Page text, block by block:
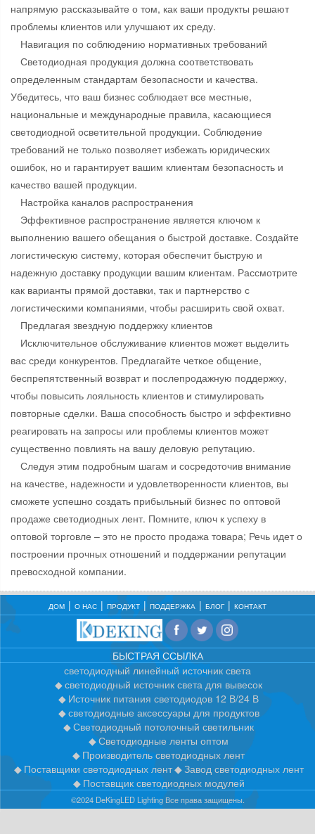
напрямую рассказывайте о том, как ваши продукты решают
проблемы клиентов или улучшают их среду.
Навигация по соблюдению нормативных требований
Светодиодная продукция должна соответствовать
определенным стандартам безопасности и качества.
Убедитесь, что ваш бизнес соблюдает все местные,
национальные и международные правила, касающиеся
светодиодной осветительной продукции. Соблюдение
требований не только позволяет избежать юридических
ошибок, но и гарантирует вашим клиентам безопасность и
качество вашей продукции.
Настройка каналов распространения
Эффективное распространение является ключом к
выполнению вашего обещания о быстрой доставке. Создайте
логистическую систему, которая обеспечит быструю и
надежную доставку продукции вашим клиентам. Рассмотрите
как варианты прямой доставки, так и партнерство с
логистическими компаниями, чтобы расширить свой охват.
Предлагая звездную поддержку клиентов
Исключительное обслуживание клиентов может выделить
вас среди конкурентов. Предлагайте четкое общение,
беспрепятственный возврат и послепродажную поддержку,
чтобы повысить лояльность клиентов и стимулировать
повторные сделки. Ваша способность быстро и эффективно
реагировать на запросы или проблемы клиентов может
существенно повлиять на вашу деловую репутацию.
Следуя этим подробным шагам и сосредоточив внимание
на качестве, надежности и удовлетворенности клиентов, вы
сможете успешно создать прибыльный бизнес по оптовой
продаже светодиодных лент. Помните, ключ к успеху в
оптовой торговле – это не просто продажа товара; Речь идет о
построении прочных отношений и поддержании репутации
превосходной компании.
ДОМ О НАС ПРОДУКТ ПОДДЕРЖКА БЛОГ КОНТАКТ
БЫСТРАЯ ССЫЛКА
светодиодный линейный источник света
светодиодный источник света для вывесок
Источник питания светодиодов 12 В/24 В
светодиодные аксессуары для продуктов
Светодиодный потолочный светильник
Светодиодные ленты оптом
Производитель светодиодных лент
Поставщики светодиодных лент
Завод светодиодных лент
Поставщик светодиодных модулей
©2024 DeKingLED Lighting Все права защищены.